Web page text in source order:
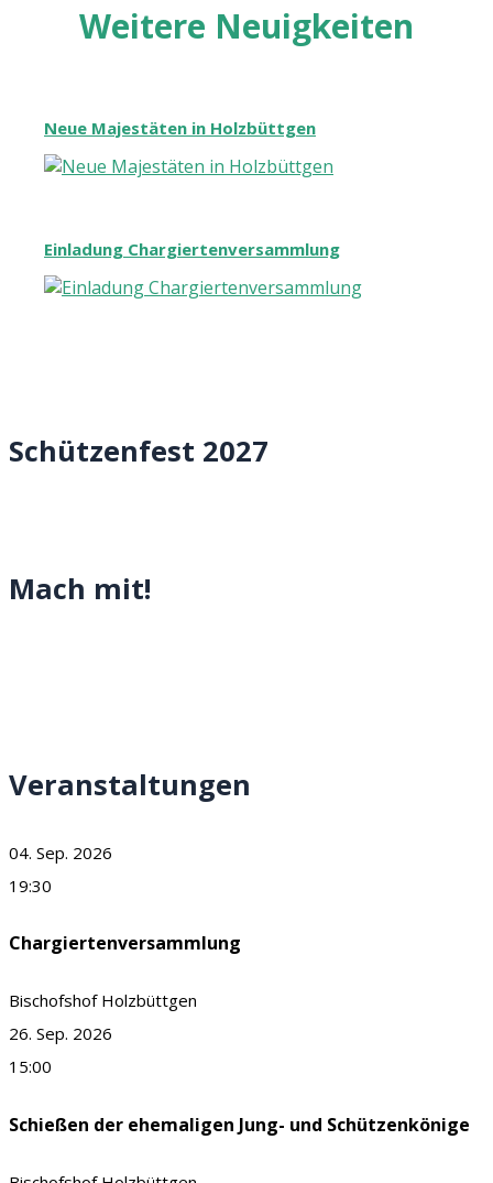
Weitere Neuigkeiten
Neue Majestäten in Holzbüttgen
Einladung Chargiertenversammlung
Schützenfest 2027
Mach mit!
Veranstaltungen
04. Sep. 2026
19:30
Chargiertenversammlung
Bischofshof Holzbüttgen
26. Sep. 2026
15:00
Schießen der ehemaligen Jung- und Schützenkönige